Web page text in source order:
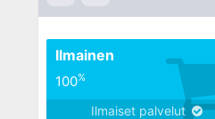
Ilmainen
100%
Ilmaiset palvelut